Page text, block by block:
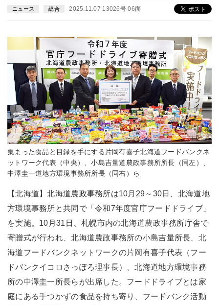
ニュース 総合 2025.11.07 13026号 06面
集まった食品と目録を手にする片岡有喜子北海道フードバンクネ
ットワーク代表（中央）、小島吉量道農政事務所所長（同左）、
中澤圭一道地方環境事務所所長（同右）ら
【北海道】北海道農政事務所は10月29～30日、北海道地
方環境事務所と共同で「令和7年度官庁フードドライブ」
を実施。10月31日、札幌市内の北海道農政事務所庁舎で
寄贈式が行われ、北海道農政事務所の小島吉量所長、北
海道フードバンクネットワークの片岡有喜子代表（フー
ドバンクイコロさっぽろ理事長）、北海道地方環境事務
所の中澤圭一所長らが出席した。フードドライブとは家
庭にある手つかずの食品を持ち寄り、フードバンク活動